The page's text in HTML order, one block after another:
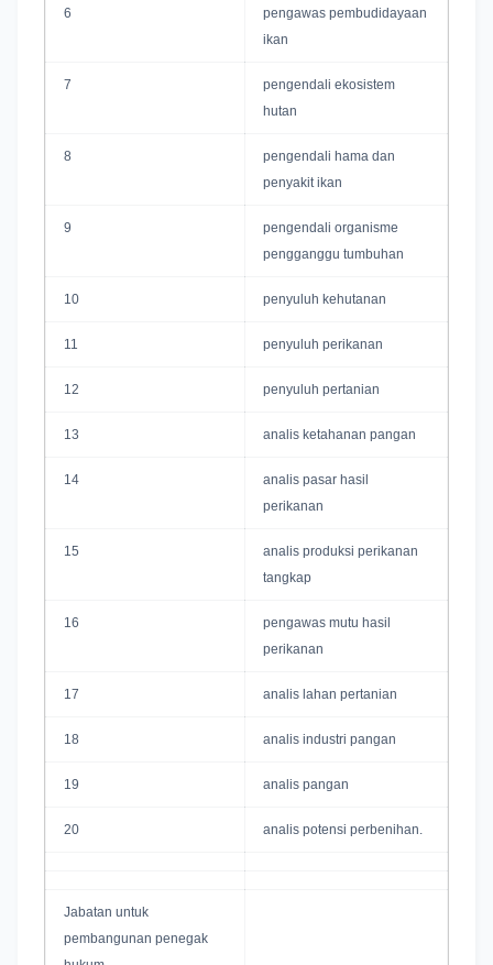
6
pengawas pembudidayaan
ikan
7
pengendali ekosistem
hutan
8
pengendali hama dan
penyakit ikan
9
pengendali organisme
pengganggu tumbuhan
10 penyuluh kehutanan
11 penyuluh perikanan
12 penyuluh pertanian
13 analis ketahanan pangan
14
analis pasar hasil
perikanan
15
analis produksi perikanan
tangkap
16
pengawas mutu hasil
perikanan
17 analis lahan pertanian
18 analis industri pangan
19 analis pangan
20 analis potensi perbenihan.
Jabatan untuk
pembangunan penegak